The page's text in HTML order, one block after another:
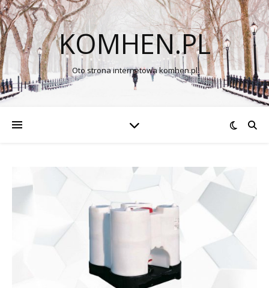
KOMHEN.PL
Oto strona internetowa komhen.pl